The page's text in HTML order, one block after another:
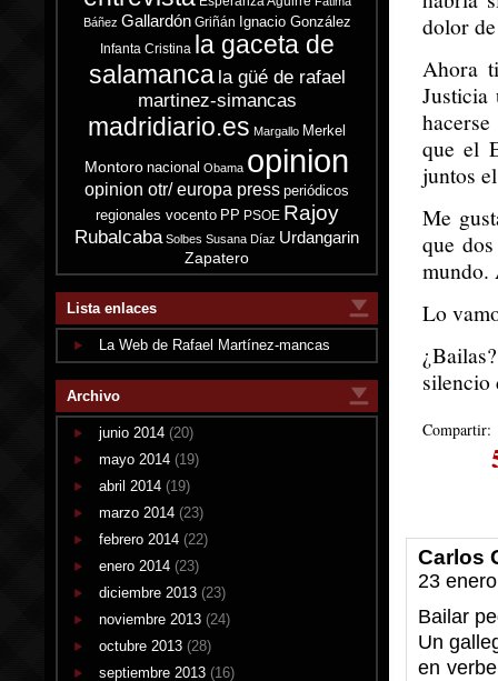
Báñez Gallardón Griñán Ignacio González
Infanta Cristina la gaceta de
salamanca la güé de rafael
martinez-simancas
madridiario.es Margallo Merkel
Montoro nacional Obama opinion
opinion otr/ europa press periódicos
regionales vocento PP PSOE Rajoy
Rubalcaba Solbes Susana Díaz Urdangarin
Zapatero
Lista enlaces
La Web de Rafael Martínez-mancas
Archivo
junio 2014 (20)
mayo 2014 (19)
abril 2014 (19)
marzo 2014 (23)
febrero 2014 (22)
enero 2014 (23)
diciembre 2013 (23)
noviembre 2013 (24)
octubre 2013 (28)
septiembre 2013 (16)
dolor
Ahora
Justicia
que el
juntos
Me
que
mundo.
Lo
silencio
Compartir:
Carlos
23
Bailar
Un
en